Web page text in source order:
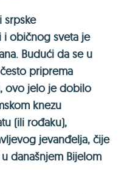
srpske
i običnog sveta je
Budući da se u
priprema
ovo jelo je dobilo
knezu
(ili rođaku),
jevanđelja, čije
današnjem Bijelom